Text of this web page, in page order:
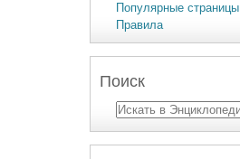
Популярные страницы
Правила
Поиск